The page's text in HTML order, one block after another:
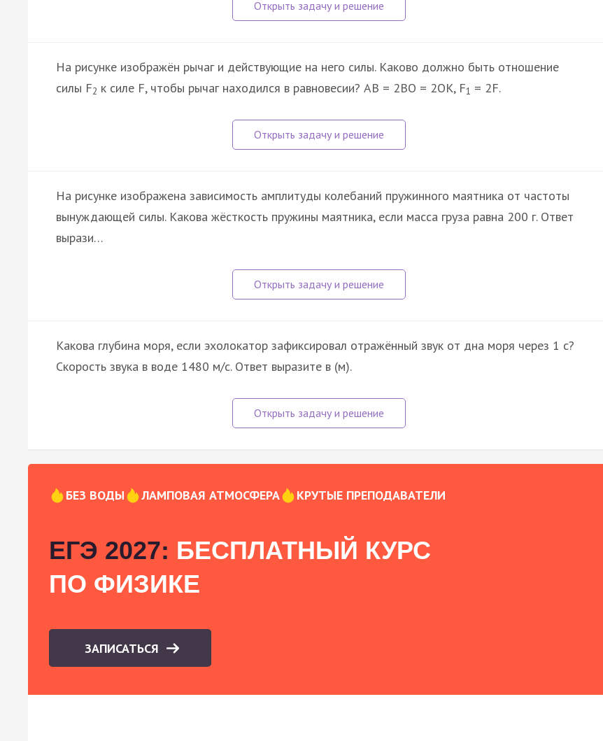
На рисунке изображён рычаг и действующие на него силы. Каково должно быть отношение
силы F2 к силе F, чтобы рычаг находился в равновесии? AB = 2BO = 2OK, F1 = 2F.
На рисунке изображена зависимость амплитуды колебаний пружинного маятника от частоты
вынуждающей силы. Какова жёсткость пружины маятника, если масса груза равна 200 г. Ответ
вырази…
Какова глубина моря, если эхолокатор зафиксировал отражённый звук от дна моря через 1 с?
Скорость звука в воде 1480 м/с. Ответ выразите в (м).
БЕЗ ВОДЫ ЛАМПОВАЯ АТМОСФЕРА КРУТЫЕ ПРЕПОДАВАТЕЛИ
ЕГЭ 2027: БЕСПЛАТНЫЙ КУРС
ПО ФИЗИКЕ
ЗАПИСАТЬСЯ